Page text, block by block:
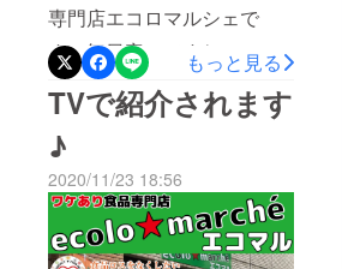
専門店エコロマルシェで
す。 毎日寒いですね。エコ
マルはコンクリート打ちっ
ぱなしの床で、さらに入り
口を開けたままなので一日
中いるととても寒く、つい
に足元のヒーターを使い始
めてしまいました。リター
もっと見る
TVで紹介されます
♪
2020/11/23 18:56